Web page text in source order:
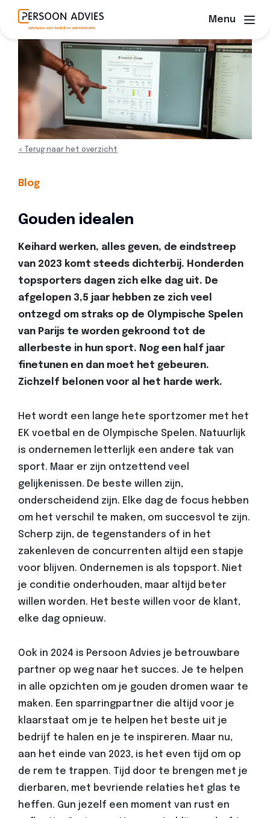
Menu
< Terug naar het overzicht
Blog
Gouden idealen
Keihard werken, alles geven, de eindstreep
van 2023 komt steeds dichterbij. Honderden
topsporters dagen zich elke dag uit. De
afgelopen 3,5 jaar hebben ze zich veel
ontzegd om straks op de Olympische Spelen
van Parijs te worden gekroond tot de
allerbeste in hun sport. Nog een half jaar
finetunen en dan moet het gebeuren.
Zichzelf belonen voor al het harde werk.
Het wordt een lange hete sportzomer met het
EK voetbal en de Olympische Spelen. Natuurlijk
is ondernemen letterlijk een andere tak van
sport. Maar er zijn ontzettend veel
gelijkenissen. De beste willen zijn,
onderscheidend zijn. Elke dag de focus hebben
om het verschil te maken, om succesvol te zijn.
Scherp zijn, de tegenstanders of in het
zakenleven de concurrenten altijd een stapje
voor blijven. Ondernemen is als topsport. Niet
je conditie onderhouden, maar altijd beter
willen worden. Het beste willen voor de klant,
elke dag opnieuw.
Ook in 2024 is Persoon Advies je betrouwbare
partner op weg naar het succes. Je te helpen
in alle opzichten om je gouden dromen waar te
maken. Een sparringpartner die altijd voor je
klaarstaat om je te helpen het beste uit je
bedrijf te halen en je te inspireren. Maar nu,
aan het einde van 2023, is het even tijd om op
de rem te trappen. Tijd door te brengen met je
dierbaren, met bevriende relaties het glas te
heffen. Gun jezelf een moment van rust en